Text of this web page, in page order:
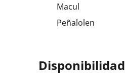
Macul
Peñalolen
Disponibilidad